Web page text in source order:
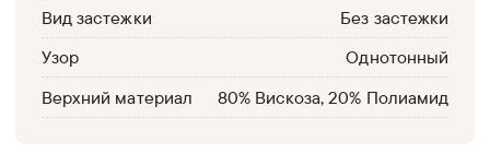
Вид застежки
Без застежки
Узор
Однотонный
Верхний материал
80% Вискоза, 20% Полиамид